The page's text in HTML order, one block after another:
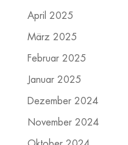
April 2025
März 2025
Februar 2025
Januar 2025
Dezember 2024
November 2024